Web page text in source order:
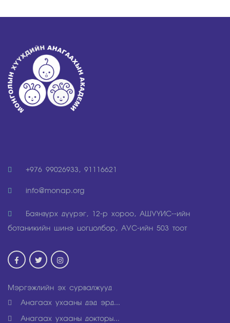
+976 99026933, 91116621
info@monap.org
Баянзүрх дүүрэг, 12-р хороо, АШУҮИР--ийн
ботаникийн шинэ цогцолбор, АУР-ийн 503 тоот
Мэргэжлийн эх сурвалжууд
Анагаах ухааны дэд эрд...
Анагаах ухааны докторы...